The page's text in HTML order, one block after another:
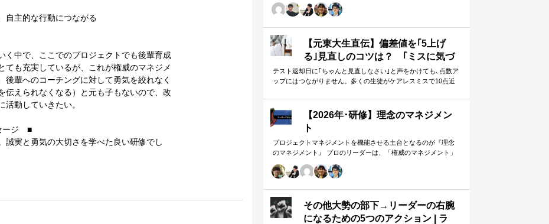
自主的な行動につながる
く中で、ここでのプロジェクトでも後輩育成
ても充実しているが、これが権威のマネジメ
後輩へのコーチングに対して勇気を絞れなく
伝えられなくなる）と元も子もないので、改
動していきたい。
ージ ■
誠実と勇気の大切さを学べた良い研修でし
ナー」「サービス」「ホスピタリティ」「おもてなし」の違い
ーに提供したいリーダーのための研修です。
【元東大生直伝】偏差値を｢5上げ
る｣見直しのコツは？ ｢ミスに気づ
かない｣無意味な作業から脱却を…
カギは試験"前"
テスト返却日に｢ちゃんと見直しなさい｣と声をかけても､点数ア
ップにはつながりません。多くの生徒がケアレスミスで10点近
【2026年･研修】理念のマネジメン
ト
プロジェクトマネジメントを機能させる土台となるのが『理念
のマネジメント』 プロのリーダーは、「権威のマネジメント」
「好き・嫌い」や「多数決」ではなく、説得力ある提案を互い
その他大勢の部下→リーダーの右腕
になるための5つのアクション | ラ